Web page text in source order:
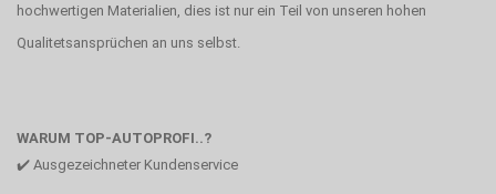
hochwertigen Materialien, dies ist nur ein Teil von unseren hohen
Qualitetsansprüchen an uns selbst.
WARUM TOP-AUTOPROFI..?
✔️ Ausgezeichneter Kundenservice